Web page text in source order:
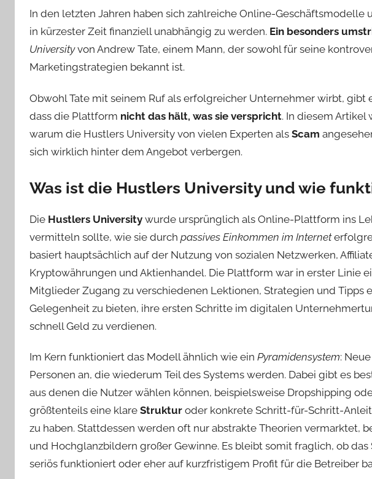
In den letzten Jahren haben sich zahlreiche Online-Geschäftsmodelle
in kürzester Zeit finanziell unabhängig zu werden. Ein besonders
Universityvon Andrew Tate, einem Mann, der sowohl für seine
Marketingstrategien bekannt ist.
Obwohl Tate mit seinem Ruf als erfolgreicher Unternehmer wirbt, gibt
dass die Plattform nicht das hält, was sie verspricht. In diesem Artikel
warum die Hustlers University von vielen Experten als Scam
sich wirklich hinter dem Angebot verbergen.
Was ist die Hustlers University und wie
Die Hustlers University wurde ursprünglich als Online-Plattform ins
vermitteln sollte, wie sie durch passives Einkommen im Internet
basiert hauptsächlich auf der Nutzung von sozialen Netzwerken,
Kryptowährungen und Aktienhandel. Die Plattform war in erster Linie
Mitglieder Zugang zu verschiedenen Lektionen, Strategien und Tipps
Gelegenheit zu bieten, ihre ersten Schritte im digitalen
schnell Geld zu verdienen.
Im Kern funktioniert das Modell ähnlich wie ein Pyramidensystem:
Personen an, die wiederum Teil des Systems werden. Dabei gibt es
aus denen die Nutzer wählen können, beispielsweise Dropshipping
größtenteils eine klare Struktur oder konkrete Schritt-für-Schritt-
zu haben. Stattdessen werden oft nur abstrakte Theorien vermarktet,
und Hochglanzbildern großer Gewinne. Es bleibt somit fraglich, ob
seriös funktioniert oder eher auf kurzfristigem Profit für die Betreiber